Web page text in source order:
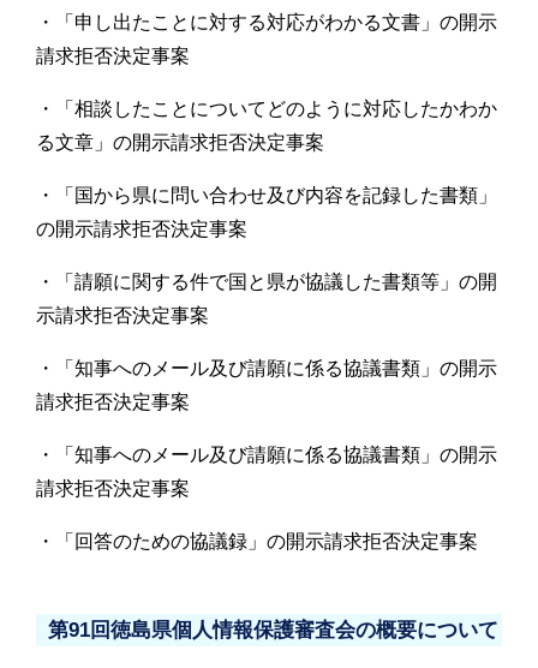
・「申し出たことに対する対応がわかる文書」の開示
請求拒否決定事案
・「相談したことについてどのように対応したかわか
る文章」の開示請求拒否決定事案
・「国から県に問い合わせ及び内容を記録した書類」
の開示請求拒否決定事案
・「請願に関する件で国と県が協議した書類等」の開
示請求拒否決定事案
・「知事へのメール及び請願に係る協議書類」の開示
請求拒否決定事案
・「知事へのメール及び請願に係る協議書類」の開示
請求拒否決定事案
・「回答のための協議録」の開示請求拒否決定事案
第91回徳島県個人情報保護審査会の概要について